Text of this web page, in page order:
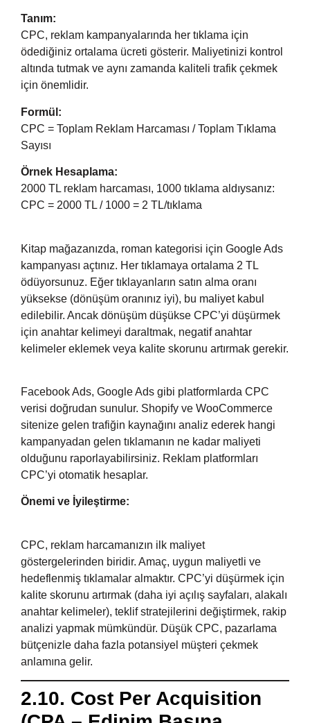
Tanım:
CPC, reklam kampanyalarında her tıklama için
ödediğiniz ortalama ücreti gösterir. Maliyetinizi kontrol
altında tutmak ve aynı zamanda kaliteli trafik çekmek
için önemlidir.
Formül:
CPC = Toplam Reklam Harcaması / Toplam Tıklama
Sayısı
Örnek Hesaplama:
2000 TL reklam harcaması, 1000 tıklama aldıysanız:
CPC = 2000 TL / 1000 = 2 TL/tıklama
Kitap mağazanızda, roman kategorisi için Google Ads
kampanyası açtınız. Her tıklamaya ortalama 2 TL
ödüyorsunuz. Eğer tıklayanların satın alma oranı
yüksekse (dönüşüm oranınız iyi), bu maliyet kabul
edilebilir. Ancak dönüşüm düşükse CPC’yi düşürmek
için anahtar kelimeyi daraltmak, negatif anahtar
kelimeler eklemek veya kalite skorunu artırmak gerekir.
Facebook Ads, Google Ads gibi platformlarda CPC
verisi doğrudan sunulur. Shopify ve WooCommerce
sitenize gelen trafiğin kaynağını analiz ederek hangi
kampanyadan gelen tıklamanın ne kadar maliyeti
olduğunu raporlayabilirsiniz. Reklam platformları
CPC’yi otomatik hesaplar.
Önemi ve İyileştirme:
CPC, reklam harcamanızın ilk maliyet
göstergelerinden biridir. Amaç, uygun maliyetli ve
hedeflenmiş tıklamalar almaktır. CPC’yi düşürmek için
kalite skorunu artırmak (daha iyi açılış sayfaları, alakalı
anahtar kelimeler), teklif stratejilerini değiştirmek, rakip
analizi yapmak mümkündür. Düşük CPC, pazarlama
bütçenizle daha fazla potansiyel müşteri çekmek
anlamına gelir.
2.10. Cost Per Acquisition